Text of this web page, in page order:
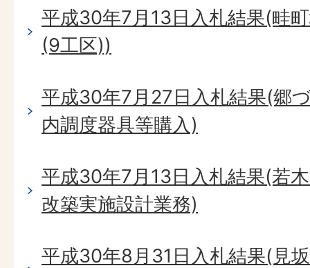
平成30年7月13日入札結果(畦
(9工区))
平成30年7月27日入札結果(郷
内調度器具等購入)
平成30年7月13日入札結果(若
改築実施設計業務)
平成30年8月31日入札結果(見